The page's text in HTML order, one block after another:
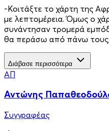
-Κοιτάξτε το χάρτη της
με λεπτομέρεια. Όμως ο
συνάντησαν τρομερά
θα περάσω από πάνω τους,
Διάβασε περισσότερα
ΑΠ
Αντώνης
Συγγραφέας